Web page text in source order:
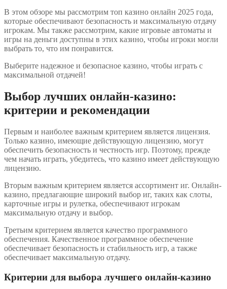
В этом обзоре мы рассмотрим топ казино онлайн 2025 года,
которые обеспечивают безопасность и максимальную отдачу
игрокам. Мы также рассмотрим, какие игровые автоматы и
игры на деньги доступны в этих казино, чтобы игроки могли
выбрать то, что им понравится.
Выберите надежное и безопасное казино, чтобы играть с
максимальной отдачей!
Выбор лучших онлайн-казино:
критерии и рекомендации
Первым и наиболее важным критерием является лицензия.
Только казино, имеющие действующую лицензию, могут
обеспечить безопасность и честность игр. Поэтому, прежде
чем начать играть, убедитесь, что казино имеет действующую
лицензию.
Вторым важным критерием является ассортимент иг. Онлайн-
казино, предлагающие широкий выбор иг, таких как слоты,
карточные игры и рулетка, обеспечивают игрокам
максимальную отдачу и выбор.
Третьим критерием является качество программного
обеспечения. Качественное программное обеспечение
обеспечивает безопасность и стабильность игр, а также
обеспечивает максимальную отдачу.
Критерии для выбора лучшего онлайн-казино